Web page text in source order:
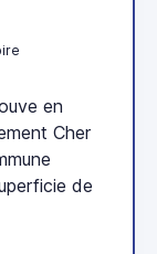
en
Cher
de